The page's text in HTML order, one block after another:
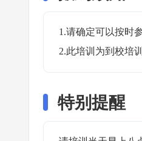
1.请确定可以按时
2.此培训为到校培
特别提醒